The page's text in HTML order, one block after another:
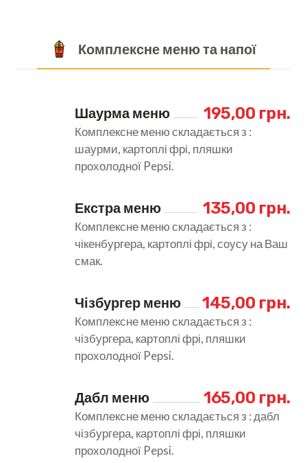
Комплексне меню та напої
Шаурма меню 195,00 грн.
Комплексне меню складається з :
шаурми, картоплі фрі, пляшки
прохолодної Pepsi.
Екстра меню 135,00 грн.
Комплексне меню складається з :
чікенбургера, картоплі фрі, соусу на Ваш
смак.
Чізбургер меню 145,00 грн.
Комплексне меню складається з :
чізбургера, картоплі фрі, пляшки
прохолодної Pepsi.
Дабл меню 165,00 грн.
Комплексне меню складається з : дабл
чізбургера, картоплі фрі, пляшки
прохолодної Pepsi.